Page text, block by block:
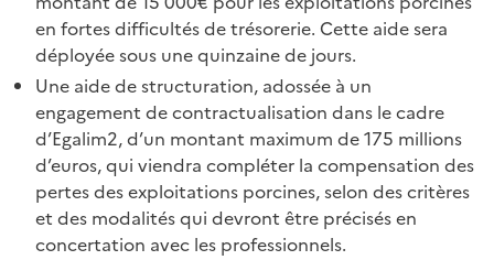
en fortes difficultés de trésorerie. Cette aide sera
déployée sous une quinzaine de jours.
Une aide de structuration, adossée à un
engagement de contractualisation dans le cadre
d’Egalim2, d’un montant maximum de 175 millions
d’euros, qui viendra compléter la compensation des
pertes des exploitations porcines, selon des critères
et des modalités qui devront être précisés en
concertation avec les professionnels.